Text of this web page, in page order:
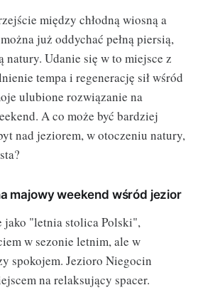
między chłodną wiosną a
już oddychać pełną piersią,
natury. Udanie się w to miejsce z
tempa i regenerację sił wśród
ulubione rozwiązanie na
A co może być bardziej
nad jeziorem, w otoczeniu natury,
majowy weekend wśród jezior
jako "letnia stolica Polski",
w sezonie letnim, ale w
spokojem. Jezioro Niegocin
na relaksujący spacer.